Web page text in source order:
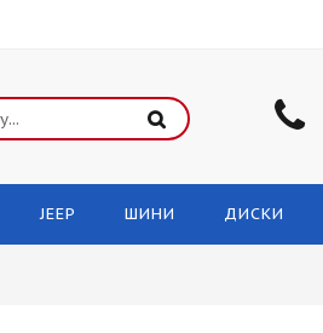
JEEP ШИНИ ДИСКИ